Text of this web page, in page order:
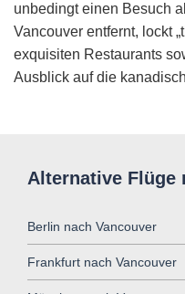
unbedingt einen Besuch
Vancouver entfernt, lockt
exquisiten Restaurants
Ausblick auf die
Alternative Flüge
Berlin nach Vancouver
Frankfurt nach Vancouver